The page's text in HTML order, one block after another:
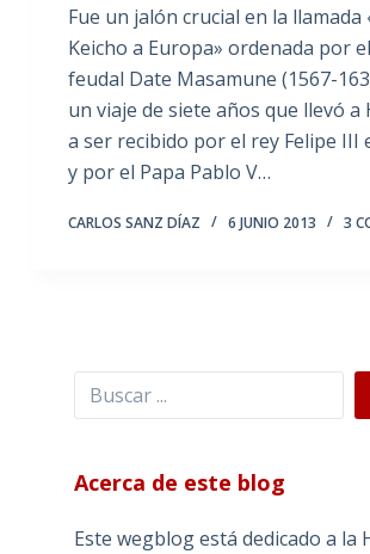
Fue un jalón crucial en la llamada
Keicho a Europa» ordenada por
feudal Date Masamune (1567-
un viaje de siete años que llevó a
a ser recibido por el rey Felipe III
y por el Papa Pablo V…
CARLOS SANZ DÍAZ 6 JUNIO 2013 3
Buscar
Acerca de este blog
Este wegblog está dedicado a la